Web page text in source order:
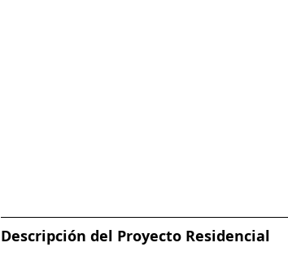
Descripción del Proyecto Residencial